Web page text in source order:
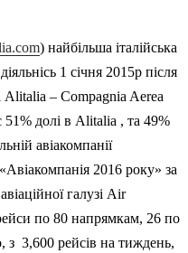
) найбільша італійська
1 січня 2015р після
Alitalia – Compagnia Aerea
долі в Alitalia , та 49%
авіакомпанії
2016 року» за
галузі Air
по 80 напрямкам, 26 по
з 3,600 рейсів на тиждень,